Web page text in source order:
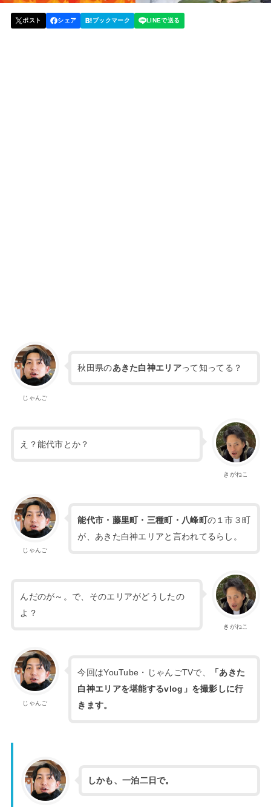
じゃんご
秋田県のあきた白神エリアって知ってる？
きがねこ
え？能代市とか？
じゃんご
能代市・藤里町・三種町・八峰町の１市３町
が、あきた白神エリアと言われてるらし。
きがねこ
んだのが～。で、そのエリアがどうしたの
よ？
じゃんご
今回はYouTube・じゃんごTVで、
「あきた
白神エリアを堪能するvlog」を撮影しに行
きます。
しかも、一泊二日で。